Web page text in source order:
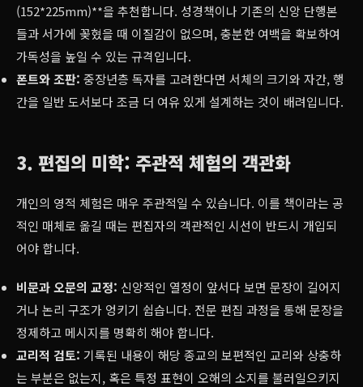
(152*225mm)**을 추천합니다. 성경책이나 기존의 신앙 단행본
들과 서가에 꽂혔을 때 이질감이 없으며, 충분한 여백을 확보하여
가독성을 높일 수 있는 규격입니다.
폰트와 조판: 중장년층 독자를 고려한다면 서체의 크기와 자간, 행
간을 일반 도서보다 조금 더 여유 있게 설계하는 것이 배려입니다.
3. 편집의 미학: 주관적 체험의 객관화
개인의 영적 체험은 매우 주관적일 수 있습니다. 이를 책이라는 공
적인 매체로 옮길 때는 편집자의 객관적인 시선이 반드시 개입되
어야 합니다.
비문과 오문의 교정: 신앙적인 열정이 앞서다 보면 문장이 길어지
거나 논리 구조가 엉키기 쉽습니다. 전문 편집 과정을 통해 문장을
정제하고 메시지를 명확히 해야 합니다.
교리적 검토: 기록된 내용이 해당 종교의 보편적인 교리와 상충하
는 부분은 없는지, 혹은 특정 표현이 오해의 소지를 불러일으키지